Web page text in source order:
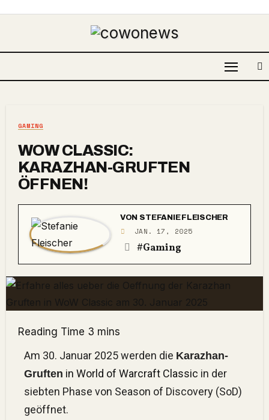
GAMING
WOW CLASSIC:
KARAZHAN-GRUFTEN
ÖFFNEN!
VON STEFANIE FLEISCHER
JAN. 17, 2025
#Gaming
Am 30. Januar 2025 werden die Karazhan-
Gruften in World of Warcraft Classic in der
siebten Phase von Season of Discovery (SoD)
geöffnet.